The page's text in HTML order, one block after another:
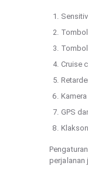
Cruise
GPS
perjalanan